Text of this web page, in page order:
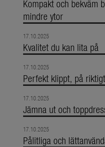
Kompakt och bekväm
mindre ytor
17.10.2025
Kvalitet du kan lita på
17.10.2025
Perfekt klippt, på riktigt
17.10.2025
Jämna ut och
17.10.2025
Pålitliga och